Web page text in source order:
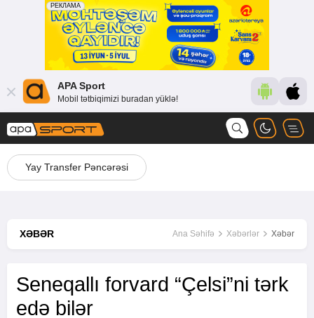
APA Sport
Mobil tətbiqimizi buradan yüklə!
Yay Transfer Pəncərəsi
XƏBƏR Ana Səhifə Xəbərlər Xəbər
Seneqallı forvard “Çelsi”ni tərk
edə bilər